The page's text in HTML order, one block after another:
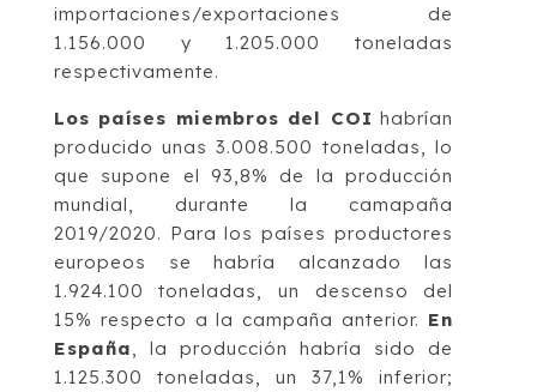
importaciones/exportaciones de
1.156.000 y 1.205.000 toneladas
respectivamente.
Los países miembros del COI habrían
producido unas 3.008.500 toneladas, lo
que supone el 93,8% de la producción
mundial, durante la camapaña
2019/2020. Para los países productores
europeos se habría alcanzado las
1.924.100 toneladas, un descenso del
15% respecto a la campaña anterior. En
España, la producción habría sido de
1.125.300 toneladas, un 37,1% inferior;